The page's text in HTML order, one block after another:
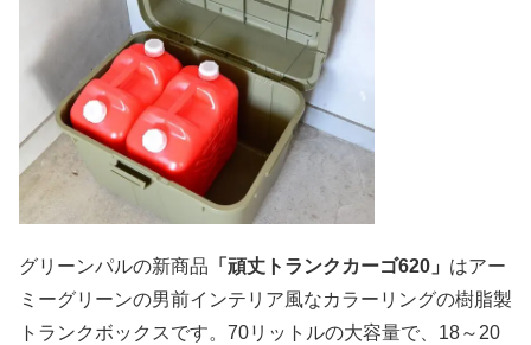
グリーンパルの新商品 「頑丈トランクカーゴ620」 はアー
ミーグリーンの男前インテリア風なカラーリングの樹脂製
トランクボックスです。70リットルの大容量で、18～20